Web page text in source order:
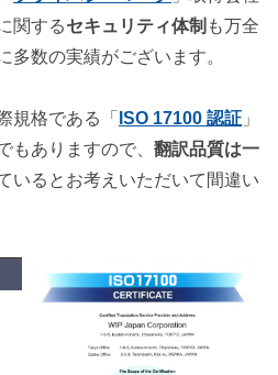
関するセキュリティ体制 も万全
多数の実績がございます。
規格である「 ISO 17100 認証 」
もありますので、 翻訳品質は一
いるとお考えいただいて間違い